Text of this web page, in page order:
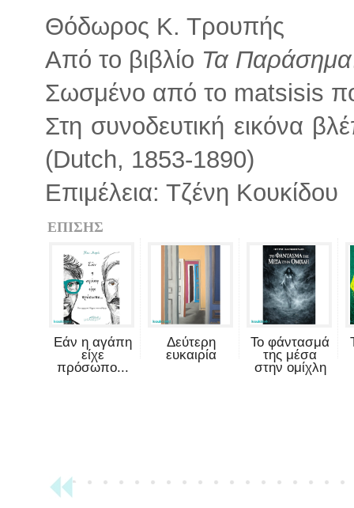
Θόδωρος Κ. Τρουπής
Από το βιβλίο Τα Παράσημα
Σωσμένο από το matsisis
Στη συνοδευτική εικόνα
(Dutch, 1853-1890)
Επιμέλεια: Τζένη Κουκίδου
ΕΠΙΣΗΣ
Εάν η αγάπη
είχε
πρόσωπο...
Δεύτερη
ευκαιρία
Το φάντασμά
της μέσα
στην ομίχλη